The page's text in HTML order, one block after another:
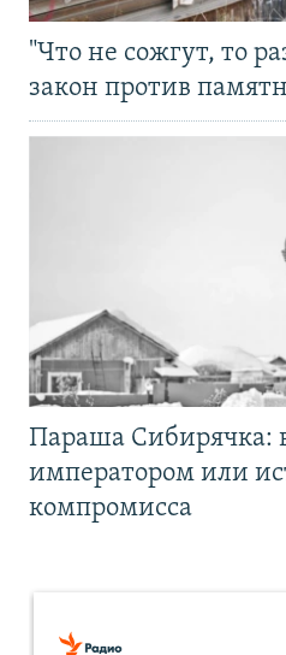
"Что не сожгут, то
закон против
Параша Сибирячка:
императором или
компромисса